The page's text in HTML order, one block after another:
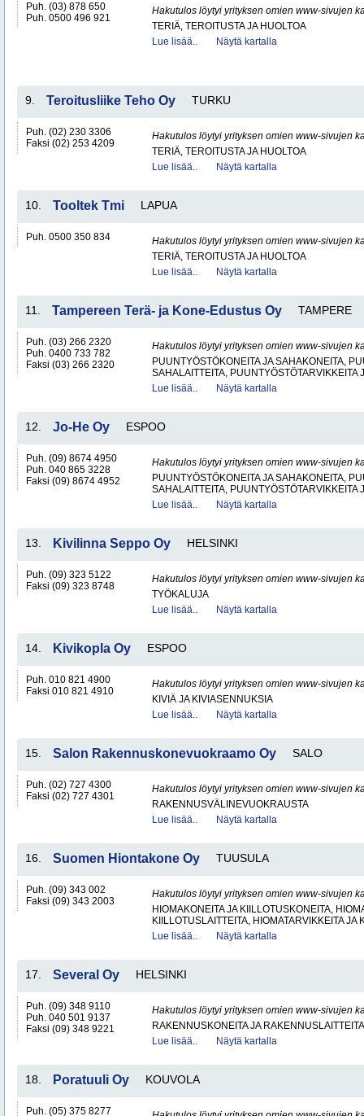
Puh. (03) 878 650
Puh. 0500 496 921
Hakutulos löytyi yrityksen omien www-sivujen
TERIÄ, TEROITUSTA JA HUOLTOA
Lue lisää..
Näytä kartalla
9. Teroitusliike Teho Oy TURKU
Puh. (02) 230 3306
Faksi (02) 253 4209
Hakutulos löytyi yrityksen omien www-sivujen
TERIÄ, TEROITUSTA JA HUOLTOA
Lue lisää..
Näytä kartalla
10. Tooltek Tmi LAPUA
Puh. 0500 350 834
Hakutulos löytyi yrityksen omien www-sivujen
TERIÄ, TEROITUSTA JA HUOLTOA
Lue lisää..
Näytä kartalla
11. Tampereen Terä- ja Kone-Edustus Oy TAMPERE
Puh. (03) 266 2320
Puh. 0400 733 782
Faksi (03) 266 2320
Hakutulos löytyi yrityksen omien www-sivujen
PUUNTYÖSTÖKONEITA JA SAHAKONEITA,
SAHALAITTEITA, PUUNTYÖSTÖTARVIKKEITA
Lue lisää..
Näytä kartalla
12. Jo-He Oy ESPOO
Puh. (09) 8674 4950
Puh. 040 865 3228
Faksi (09) 8674 4952
Hakutulos löytyi yrityksen omien www-sivujen
PUUNTYÖSTÖKONEITA JA SAHAKONEITA,
SAHALAITTEITA, PUUNTYÖSTÖTARVIKKEITA
Lue lisää..
Näytä kartalla
13. Kivilinna Seppo Oy HELSINKI
Puh. (09) 323 5122
Faksi (09) 323 8748
Hakutulos löytyi yrityksen omien www-sivujen
TYÖKALUJA
Lue lisää..
Näytä kartalla
14. Kivikopla Oy ESPOO
Puh. 010 821 4900
Faksi 010 821 4910
Hakutulos löytyi yrityksen omien www-sivujen
KIVIÄ JA KIVIASENNUKSIA
Lue lisää..
Näytä kartalla
15. Salon Rakennuskonevuokraamo Oy SALO
Puh. (02) 727 4300
Faksi (02) 727 4301
Hakutulos löytyi yrityksen omien www-sivujen
RAKENNUSVÄLINEVUOKRAUSTA
Lue lisää..
Näytä kartalla
16. Suomen Hiontakone Oy TUUSULA
Puh. (09) 343 002
Faksi (09) 343 2003
Hakutulos löytyi yrityksen omien www-sivujen
HIOMAKONEITA JA KIILLOTUSKONEITA,
KIILLOTUSLAITTEITA, HIOMATARVIKKEITA JA
Lue lisää..
Näytä kartalla
17. Several Oy HELSINKI
Puh. (09) 348 9110
Puh. 040 501 9137
Faksi (09) 348 9221
Hakutulos löytyi yrityksen omien www-sivujen
RAKENNUSKONEITA JA RAKENNUSLAITTEITA
Lue lisää..
Näytä kartalla
18. Poratuuli Oy KOUVOLA
Puh. (05) 375 8277